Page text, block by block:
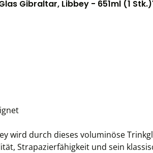
Gibraltar, Libbey - 651ml (1
wird durch dieses voluminöse
Strapazierfähigkeit und sein